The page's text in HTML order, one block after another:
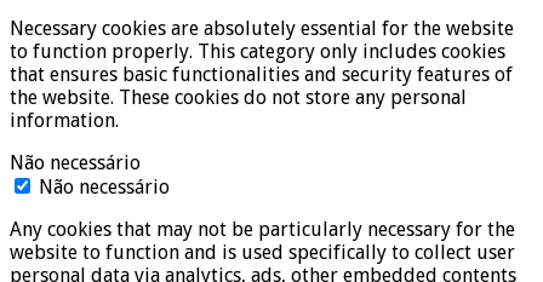
Necessary cookies are absolutely essential for the website
to function properly. This category only includes cookies
that ensures basic functionalities and security features of
the website. These cookies do not store any personal
information.
Não necessário
Não necessário
Any cookies that may not be particularly necessary for the
website to function and is used specifically to collect user
personal data via analytics, ads, other embedded contents